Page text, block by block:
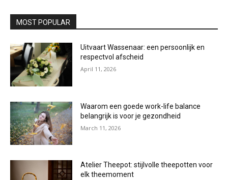
MOST POPULAR
Uitvaart Wassenaar: een persoonlijk en
respectvol afscheid
April 11, 2026
Waarom een goede work-life balance
belangrijk is voor je gezondheid
March 11, 2026
Atelier Theepot: stijlvolle theepotten voor
elk theemoment